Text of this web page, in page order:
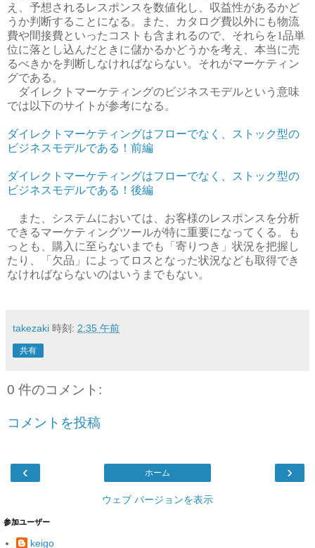
え、予想されるレスポンスを数値化し、収益性があるかど
うか判断することになる。また、カタログ費以外にも物流
費や間接費といったコストも含まれるので、それらを1品単
位に落とし込んだときに儲かるかどうかを考え、本当に売
るべきかを判断しなければならない。それがマーケティン
グである。
ダイレクトマーケティングのビジネスモデルという意味
では以下のサイトが参考になる。
ダイレクトマーケティングはフローでなく、ストック型の
ビジネスモデルである！前編
ダイレクトマーケティングはフローでなく、ストック型の
ビジネスモデルである！後編
また、システムにおいては、お客様のレスポンスを分析
できるマーケティングツールが特に重要になってくる。も
っとも、購入に至らないまでも「寄りつき」状況を把握し
たり、「欠品」によってロスとなった状況なども取得でき
なければならないのはいうまでもない。
takezaki 時刻: 2:35 午前
共有
0 件のコメント:
コメントを投稿
‹ ›
ホーム
ウェブ バージョンを表示
参加ユーザー
keigo